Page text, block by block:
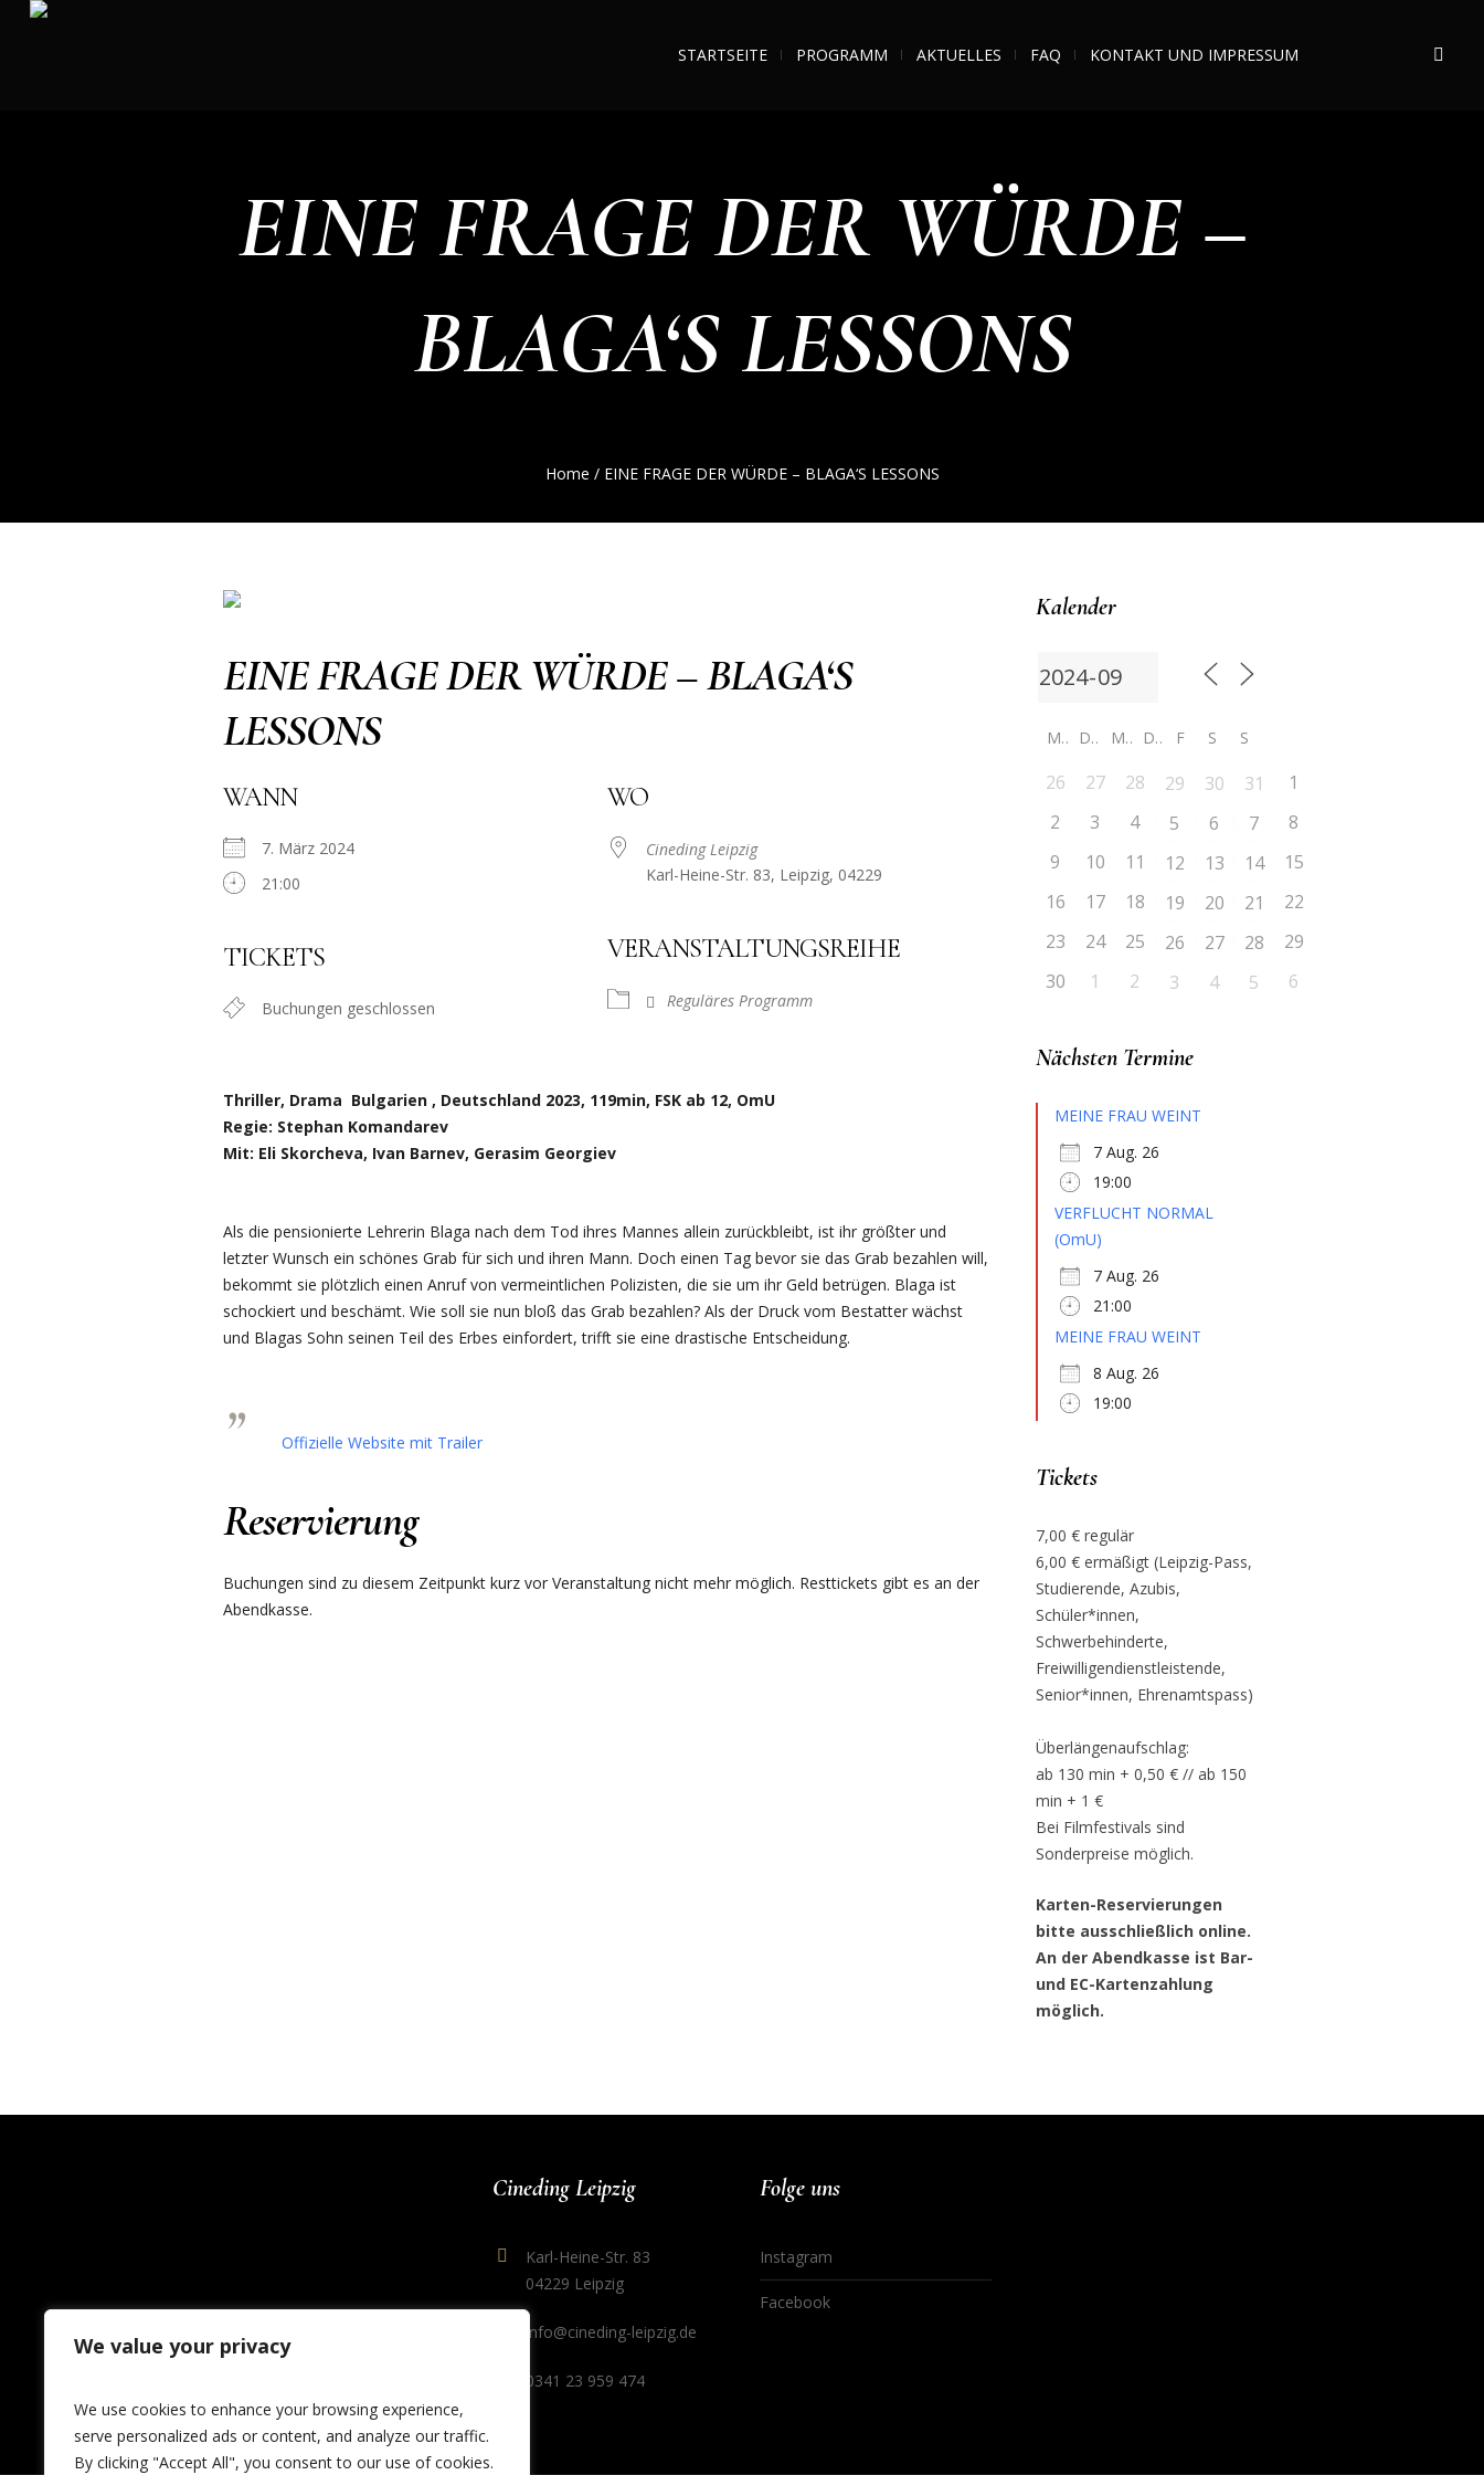
We value your privacy
We use cookies to enhance your browsing experience,
serve personalized ads or content, and analyze our traffic.
By clicking "Accept All", you consent to our use of cookies.
STARTSEITE PROGRAMM AKTUELLES FAQ KONTAKT UND IMPRESSUM
EINE FRAGE DER WÜRDE –
BLAGA‘S LESSONS
Home / EINE FRAGE DER WÜRDE – BLAGA‘S LESSONS
EINE FRAGE DER WÜRDE – BLAGA‘S
LESSONS
WANN
7. März 2024
21:00
TICKETS
Buchungen geschlossen
WO
Cineding Leipzig
Karl-Heine-Str. 83, Leipzig, 04229
VERANSTALTUNGSREIHE
Reguläres Programm
Thriller, Drama Bulgarien , Deutschland 2023, 119min, FSK ab 12, OmU
Regie: Stephan Komandarev
Mit: Eli Skorcheva, Ivan Barnev, Gerasim Georgiev
Als die pensionierte Lehrerin Blaga nach dem Tod ihres Mannes allein zurückbleibt, ist ihr größter und
letzter Wunsch ein schönes Grab für sich und ihren Mann. Doch einen Tag bevor sie das Grab bezahlen will,
bekommt sie plötzlich einen Anruf von vermeintlichen Polizisten, die sie um ihr Geld betrügen. Blaga ist
schockiert und beschämt. Wie soll sie nun bloß das Grab bezahlen? Als der Druck vom Bestatter wächst
und Blagas Sohn seinen Teil des Erbes einfordert, trifft sie eine drastische Entscheidung.
Offizielle Website mit Trailer
Reservierung
Buchungen sind zu diesem Zeitpunkt kurz vor Veranstaltung nicht mehr möglich. Resttickets gibt es an der
Abendkasse.
Kalender
M D M D F S S
26 27 28 29 30 31
1
2
3 4 5 6 7
8
9
10 11 12 13 14
15
16
17 18 19 20 21
22
23
24 25 26 27 28
29
30
1 2 3 4 5 6
Nächsten Termine
MEINE FRAU WEINT
7 Aug. 26
19:00
VERFLUCHT NORMAL
(OmU)
7 Aug. 26
21:00
MEINE FRAU WEINT
8 Aug. 26
19:00
Tickets
7,00 € regulär
6,00 € ermäßigt (Leipzig-Pass,
Studierende, Azubis,
Schüler*innen,
Schwerbehinderte,
Freiwilligendienstleistende,
Senior*innen, Ehrenamtspass)
Überlängenaufschlag:
ab 130 min + 0,50 € // ab 150
min + 1 €
Bei Filmfestivals sind
Sonderpreise möglich.
Karten-Reservierungen
bitte ausschließlich online.
An der Abendkasse ist Bar-
und EC-Kartenzahlung
möglich.
Cineding Leipzig
Karl-Heine-Str. 83
04229 Leipzig
info@cineding-leipzig.de
0341 23 959 474
Folge uns
Instagram
Facebook